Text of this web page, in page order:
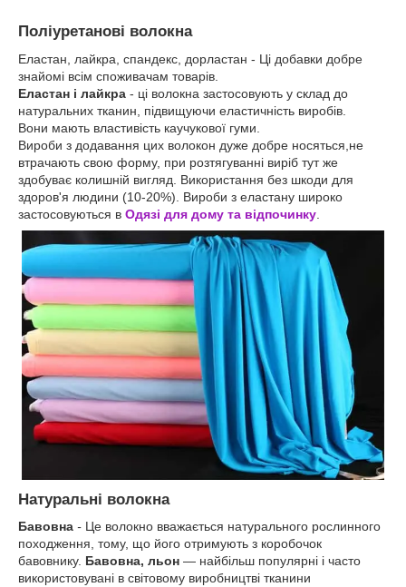
Поліуретанові волокна
Еластан, лайкра, спандекс, дорластан - Ці добавки добре
знайомі всім споживачам товарів.
Еластан і лайкра - ці волокна застосовують у склад до
натуральних тканин, підвищуючи еластичність виробів.
Вони мають властивість каучукової гуми.
Вироби з додавання цих волокон дуже добре носяться,не
втрачають свою форму, при розтягуванні виріб тут же
здобуває колишній вигляд. Використання без шкоди для
здоров'я людини (10-20%). Вироби з еластану широко
застосовуються в Одязі для дому та відпочинку
Натуральні волокна
Бавовна - Це волокно вважається натурального рослинного
походження, тому, що його отримують з коробочок
бавовнику. Бавовна, льон ― найбільш популярні і часто
використовувані в світовому виробництві тканини